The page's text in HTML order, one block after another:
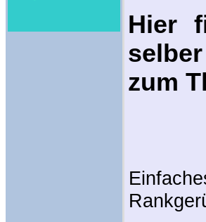
Hier
zum